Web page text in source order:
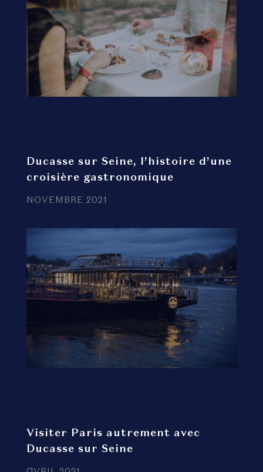
Ducasse sur Seine, l’histoire d’une
croisière gastronomique
NOVEMBRE 2021
Visiter Paris autrement avec
Ducasse sur Seine